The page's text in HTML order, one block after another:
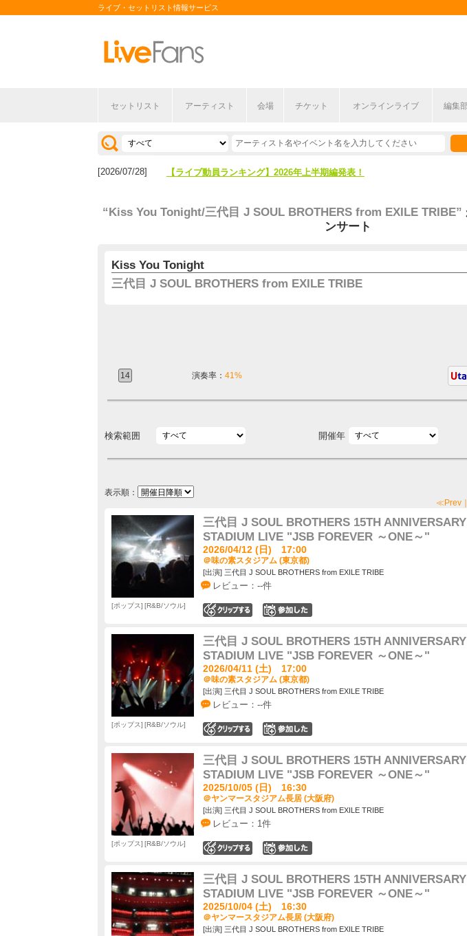
ライブ・セットリスト情報サービス
セットリスト アーティスト 会場 チケット オンラインライブ 編集部
[2026/04/27] 【フェス特集2026】フェス情報はここから！
[2026/07/28] 【ライブ動員ランキング】2026年上半期編発表！
【ライブ動員ランキング】2026年上半期編発表！
“Kiss You Tonight/三代目 J SOUL BROTHERS from EXILE TRIBE”
ンサート
Kiss You Tonight
三代目 J SOUL BROTHERS from EXILE TRIBE
14 演奏率： 41%
検索範囲 開催年
表示順：
≪Prev ｜
三代目 J SOUL BROTHERS 15TH ANNIVERSARY
STADIUM LIVE "JSB FOREVER ～ONE～"
2026/04/12 (日) 17:00
＠味の素スタジアム (東京都)
[出演] 三代目 J SOUL BROTHERS from EXILE TRIBE
レビュー：--件
ポップス R&B/ソウル
三代目 J SOUL BROTHERS 15TH ANNIVERSARY
STADIUM LIVE "JSB FOREVER ～ONE～"
2026/04/11 (土) 17:00
＠味の素スタジアム (東京都)
[出演] 三代目 J SOUL BROTHERS from EXILE TRIBE
レビュー：--件
ポップス R&B/ソウル
三代目 J SOUL BROTHERS 15TH ANNIVERSARY
STADIUM LIVE "JSB FOREVER ～ONE～"
2025/10/05 (日) 16:30
＠ヤンマースタジアム長居 (大阪府)
[出演] 三代目 J SOUL BROTHERS from EXILE TRIBE
レビュー：1件
ポップス R&B/ソウル
三代目 J SOUL BROTHERS 15TH ANNIVERSARY
STADIUM LIVE "JSB FOREVER ～ONE～"
2025/10/04 (土) 16:30
＠ヤンマースタジアム長居 (大阪府)
[出演] 三代目 J SOUL BROTHERS from EXILE TRIBE